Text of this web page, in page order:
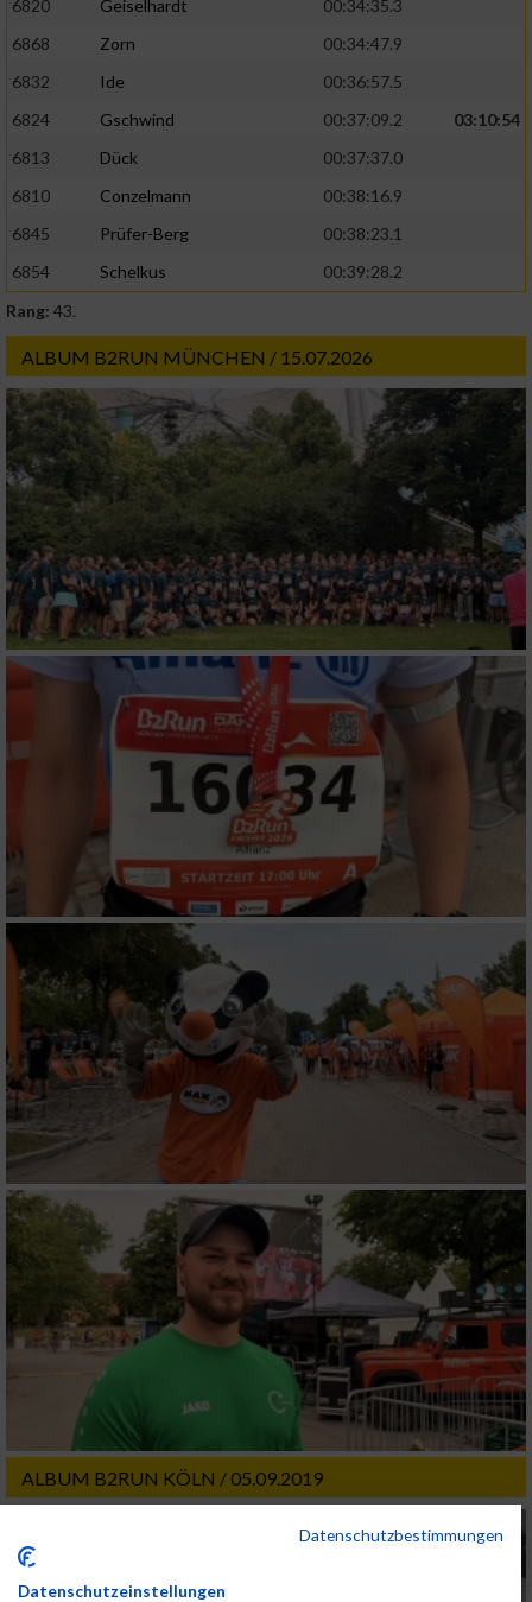
6820 Geiselhardt
00:34:35.3
6868
Zorn
00:34:47.9
6832
Ide
00:36:57.5
6824
Gschwind 00:37:09.2
03:10:54
6813
Dück
00:37:37.0
6810
Conzelmann
00:38:16.9
6845
Prüfer-Berg
00:38:23.1
6854
Schelkus
00:39:28.2
Rang: 43.
ALBUM B2RUN MÜNCHEN / 15.07.2026
ALBUM B2RUN KÖLN / 05.09.2019
Datenschutzbestimmungen
Datenschutzeinstellungen